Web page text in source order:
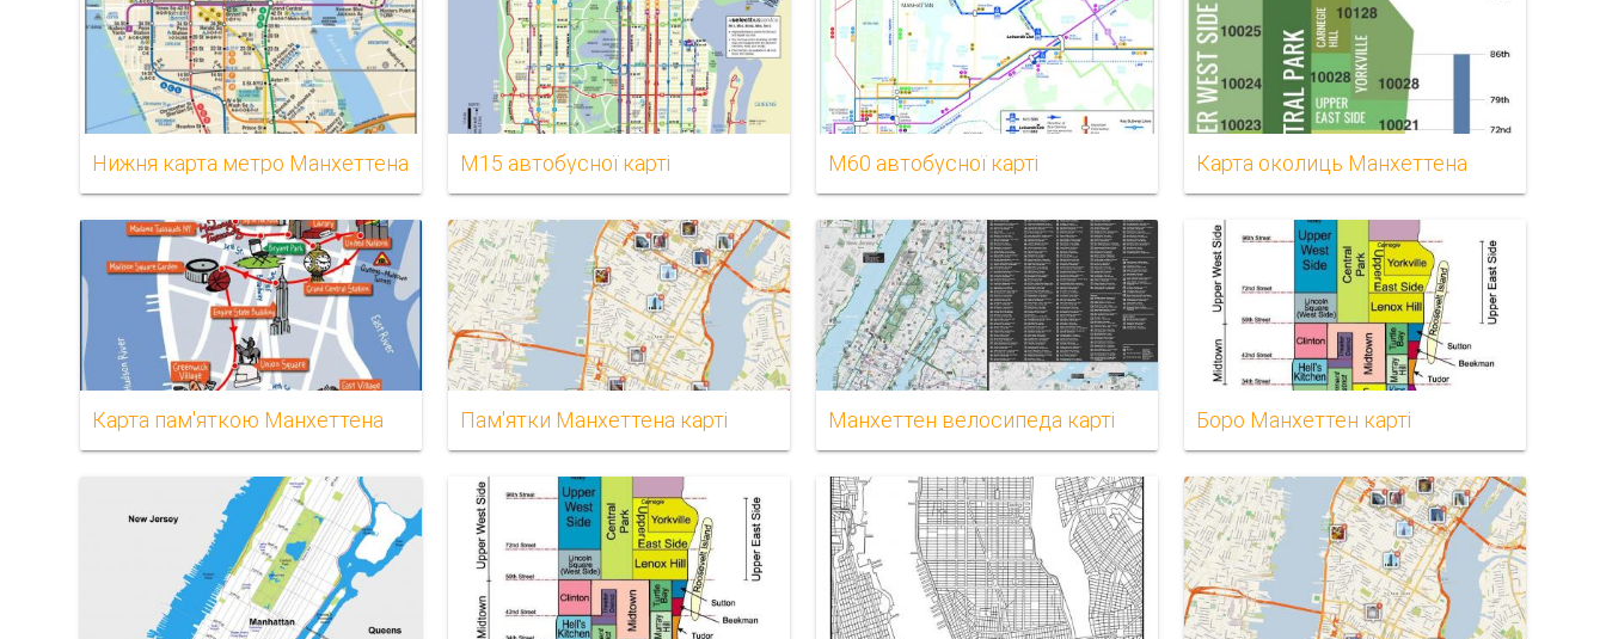
Нижня карта метро Манхеттена М15 автобусної карті М60 автобусної карті Карта околиць Манхеттена
Карта пам'яткою Манхеттена Пам'ятки Манхеттена карті Манхеттен велосипеда карті Боро Манхеттен карті